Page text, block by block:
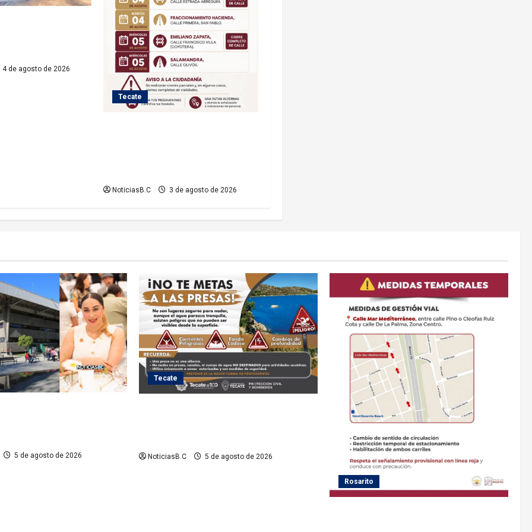
4 de agosto de 2026
Tecate
NoticiasB.C 3 de agosto de 2026
5 de agosto de 2026
Tecate
NoticiasB.C 5 de agosto de 2026
Rosarito